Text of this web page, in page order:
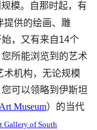
模。自那时起，有
提供的绘画、雕
，又有来自14个
所能浏览到的艺术
术机构，无论规模
可以领略到伊斯坦
Museum）的当代
Gallery of South